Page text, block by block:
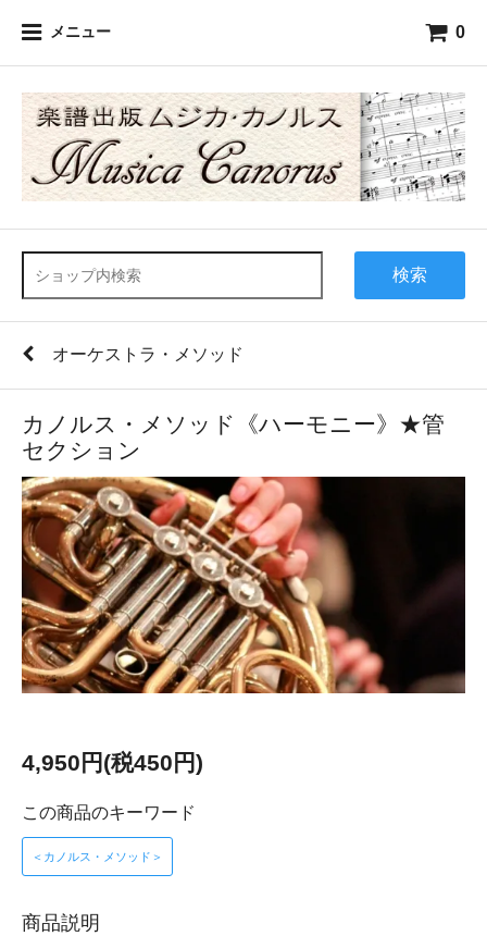
メニュー 0
検索
オーケストラ・メソッド
カノルス・メソッド《ハーモニー》★管
セクション
4,950円(税450円)
この商品のキーワード
＜カノルス・メソッド＞
商品説明